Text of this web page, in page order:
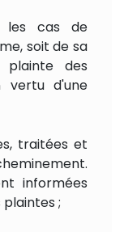
les cas de
soit de sa
des
vertu d'une
traitées et
informées
;